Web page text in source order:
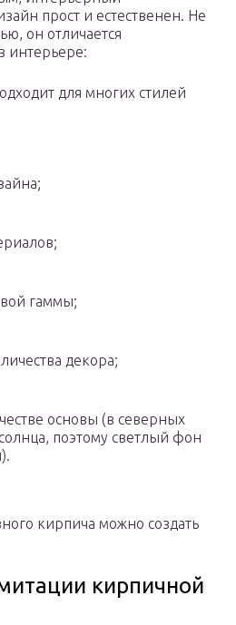
прост и естественен. Не
он отличается
интерьере:
для многих стилей
гаммы;
декора;
основы (в северных
поэтому светлый фон
кирпича можно создать
кирпичной